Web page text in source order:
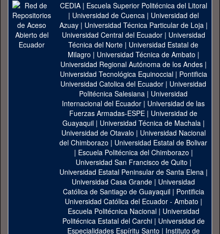
CEDIA| Escuela Superior Politécnica del Litoral
| Universidad de Cuenca| Universidad del
Azuay| Universidad Técnica Particular de Loja|
Universidad Central del Ecuador| Universidad
Técnica del Norte | Universidad Estatal de
Milagro | Universidad Técnica de Ambato |
Universidad Regional Autónoma de los Andes|
Universidad Tecnológica Equinoccial| Pontificia
Universidad Catolica del Ecuador | Universidad
Politécnica Salesiana | Universidad
Internacional del Ecuador | Universidad de las
Fuerzas Armadas-ESPE | Universidad de
Guayaquil| Universidad Técnica de Machala|
Universidad de Otavalo | Universidad Nacional
del Chimborazo | Universidad Estatal de Bolivar
| Escuela Politécnica del Chimborazo |
Universidad San Francisco de Quito |
Universidad Estatal Peninsular de Santa Elena|
Universidad Casa Grande | Universidad
Católica de Santiago de Guayaquil| Pontificia
Universidad Católica del Ecuador - Ambato |
Escuela Politécnica Nacional| Universidad
Politécnica Estatal del Carchi| Universidad de
Especialidades Espíritu Santo | Instituto de